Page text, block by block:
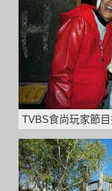
TVBS食尚玩家節